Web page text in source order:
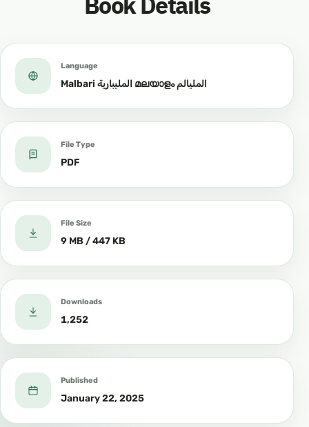
Language
Malbari المليبارية മലയാളം المليالم
File Type
PDF
File Size
9 MB / 447 KB
Downloads
1,252
Published
January 22, 2025